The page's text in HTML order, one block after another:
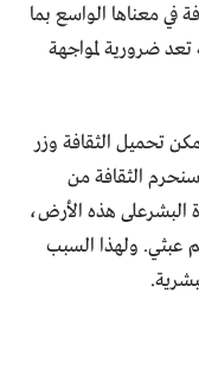
في معناها الواسع بما
ضرورية لمواجهة
تحميل الثقافة وزر
الثقافة من
البشرعلى هذه الأرض،
عبثي. ولهذا السبب